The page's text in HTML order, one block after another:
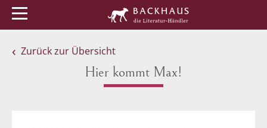
Zurück zur Übersicht
Hier kommt Max!